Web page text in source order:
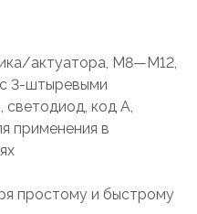
актуатора, М8—М12,
с 3-штыревыми
светодиод, код А,
применения в
простому и быстрому